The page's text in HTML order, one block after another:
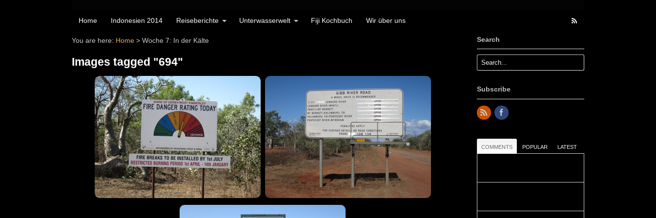
Home Indonesien 2014 Reiseberichte Unterwasserwelt Fiji Kochbuch Wir über uns
You are here: Home > Woche 7: In der Kälte
Images tagged "694"
Search
Subscribe
COMMENTS POPULAR LATEST